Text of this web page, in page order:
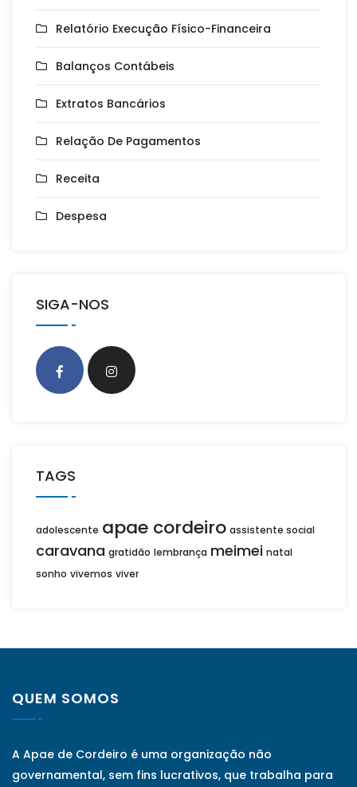
Relatório Execução Físico-Financeira
Balanços Contábeis
Extratos Bancários
Relação De Pagamentos
Receita
Despesa
SIGA-NOS
TAGS
adolescente apae cordeiro assistente social
caravana gratidão lembrança meimei natal
sonho vivemos viver
QUEM SOMOS
A Apae de Cordeiro é uma organização não
governamental, sem fins lucrativos, que trabalha para